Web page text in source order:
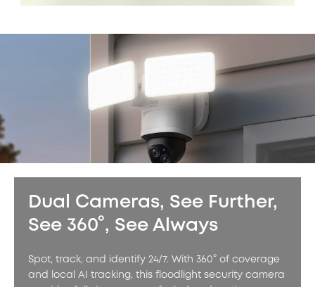
Dual Cameras, See Further,
See 360°, See Always
Spot, track, and identify 24/7. With 360° of coverage
and local AI tracking, this floodlight security camera